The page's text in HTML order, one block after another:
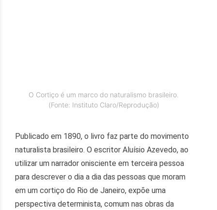
O Cortiço é um marco do naturalismo brasileiro.
(Fonte: Instituto Claro/Reprodução)
Publicado em 1890, o livro faz parte do movimento
naturalista brasileiro. O escritor Aluísio Azevedo, ao
utilizar um narrador onisciente em terceira pessoa
para descrever o dia a dia das pessoas que moram
em um cortiço do Rio de Janeiro, expõe uma
perspectiva determinista, comum nas obras da